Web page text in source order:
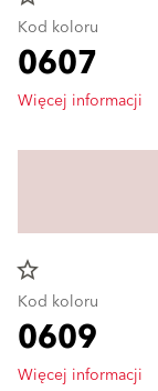
Kod koloru
0607
Więcej informacji
star_border
Kod koloru
0609
Więcej informacji